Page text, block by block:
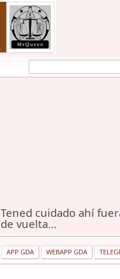
Tened cuidado ahí
de vuelta...
APP GDA WEBAPP GDA